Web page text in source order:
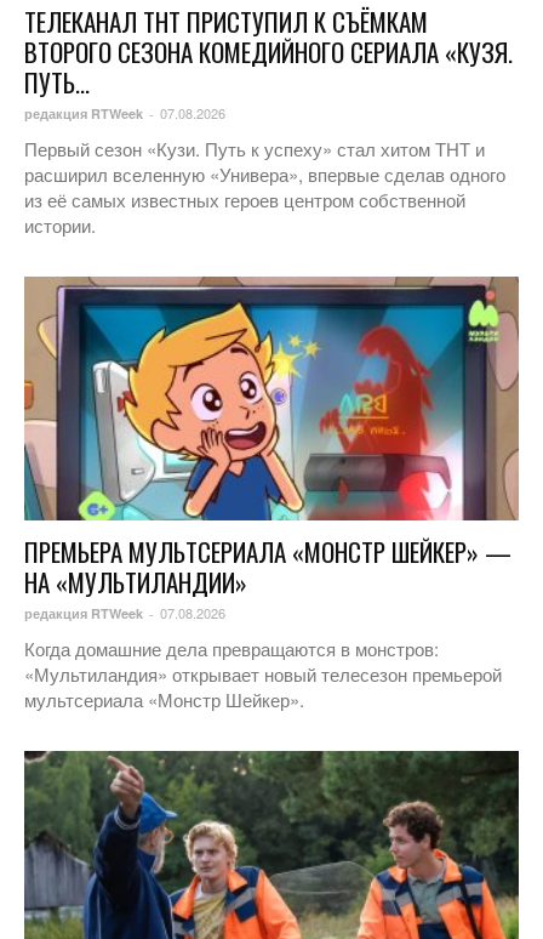
ТЕЛЕКАНАЛ ТНТ ПРИСТУПИЛ К СЪЁМКАМ
ВТОРОГО СЕЗОНА КОМЕДИЙНОГО СЕРИАЛА «КУЗЯ.
ПУТЬ...
редакция RTWeek - 07.08.2026
Первый сезон «Кузи. Путь к успеху» стал хитом ТНТ и
расширил вселенную «Универа», впервые сделав одного
из её самых известных героев центром собственной
истории.
ПРЕМЬЕРА МУЛЬТСЕРИАЛА «МОНСТР ШЕЙКЕР» —
НА «МУЛЬТИЛАНДИИ»
редакция RTWeek - 07.08.2026
Когда домашние дела превращаются в монстров:
«Мультиландия» открывает новый телесезон премьерой
мультсериала «Монстр Шейкер».